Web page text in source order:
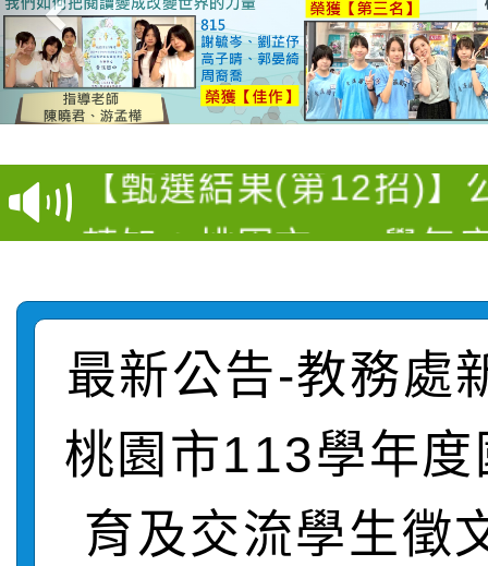
【甄選結果(第4招)】
學年度第1學期第9次代
結果(第4招)
【甄選結果(第12招)】
學年度第1學期第7次代
結果(第12招)
轉知：桃園市115學年
賽及師生本土語及新住
賽實施要點
轉知：「桃園市115學
比賽實施要點」
轉知：「115年金融知
城市手牽手，綠能透明
畫影片一案
轉知：「115學年度全
劇比賽實施要點」及修
轉知：桃園市115年度
最新公告-教務處
桃園市113學年度
育及交流學生徵